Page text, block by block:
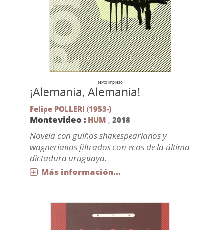
texto impreso
¡Alemania, Alemania!
Felipe POLLERI (1953-)
Montevideo : HUM , 2018
Novela con guiños shakespearianos y
wagnerianos filtrados con ecos de la última
dictadura uruguaya.
Más información...